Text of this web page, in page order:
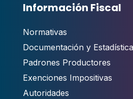
Información Fiscal
Normativas
Documentación y
Padrones Productores
Exenciones Impositivas
Autoridades